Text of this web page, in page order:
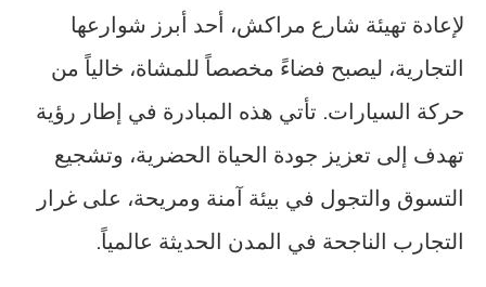
لإعادة تهيئة شارع مراكش، أحد أبرز شوارعها
التجارية، ليصبح فضاءً مخصصاً للمشاة، خالياً من
حركة السيارات. تأتي هذه المبادرة في إطار رؤية
تهدف إلى تعزيز جودة الحياة الحضرية، وتشجيع
التسوق والتجول في بيئة آمنة ومريحة، على غرار
التجارب الناجحة في المدن الحديثة عالمياً.